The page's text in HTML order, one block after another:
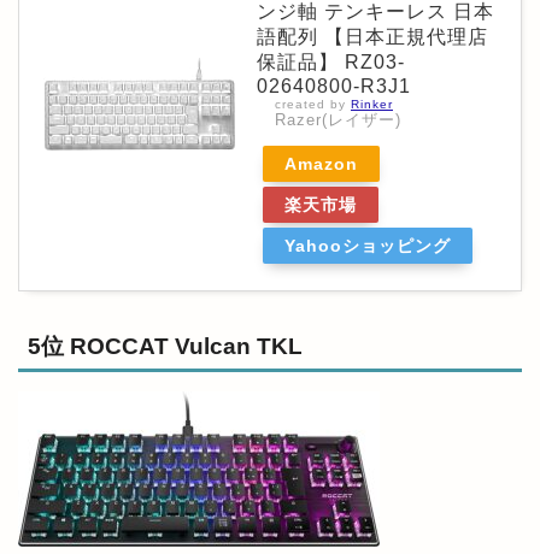
ンジ軸 テンキーレス 日本
語配列 【日本正規代理店
保証品】 RZ03-
02640800-R3J1
created by Rinker
Razer(レイザー)
Amazon
楽天市場
Yahooショッピング
5位 ROCCAT Vulcan TKL